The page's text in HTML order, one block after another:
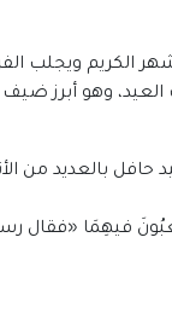
الكريم ويجلب
وهو أبرز
حافل بالعديد
فيهِمَا «فقال